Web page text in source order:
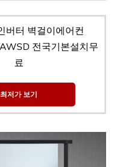
버터 벽걸이에어컨
전국기본설치무
료
최저가 보기